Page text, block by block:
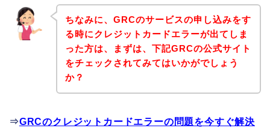
ちなみに、GRCのサービスの申し込みをす
る時にクレジットカードエラーが出てしま
った方は、まずは、下記GRCの公式サイト
をチェックされてみてはいかがでしょう
か？
⇒GRCのクレジットカードエラーの問題を今すぐ解決